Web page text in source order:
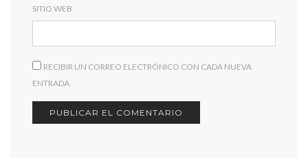
SITIO WEB
RECIBIR UN CORREO ELECTRÓNICO CON CADA NUEVA
ENTRADA.